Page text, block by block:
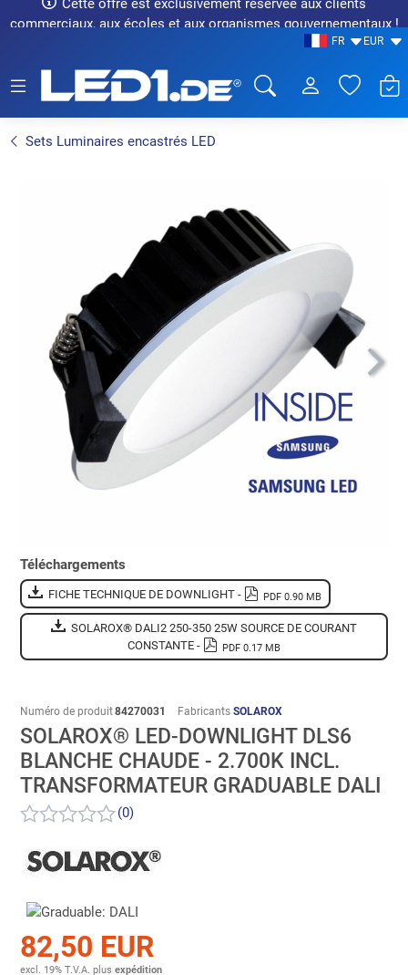
Cette offre est exclusivement réservée aux clients
commerciaux, aux écoles et aux organismes gouvernementaux !
FR EUR
Sets Luminaires encastrés LED

Téléchargements
FICHE TECHNIQUE DE DOWNLIGHT - PDF 0.90 MB
SOLAROX® DALI2 250-350 25W SOURCE DE COURANT
CONSTANTE -
PDF 0.17 MB
Numéro de produit84270031 Fabricants SOLAROX
SOLAROX® LED-DOWNLIGHT DLS6
BLANCHE CHAUDE - 2.700K INCL.
TRANSFORMATEUR GRADUABLE DALI
(0)
82,50 EUR
excl. 19% T.V.A. plus expédition